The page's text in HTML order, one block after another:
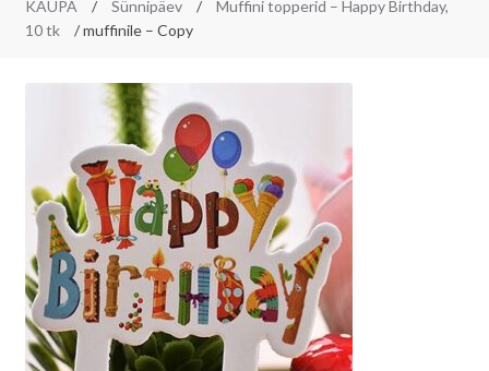
KAUPA
/ Sünnipäev /
Muffini topperid – Happy Birthday,
10 tk
/ muffinile – Copy